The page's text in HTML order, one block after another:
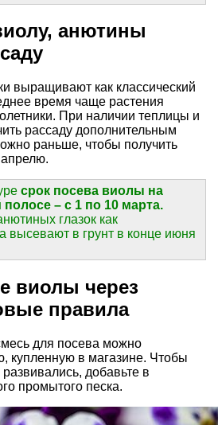
анютины
выращивают как классический
время чаще растения
При наличии теплицы и
рассаду дополнительным
раньше, чтобы получить
срок посева виолы на
– с 1 по 10 марта.
глазок как
высевают в грунт в конце июня
виолы через
правила
для посева можно
купленную в магазине. Чтобы
добавьте в
промытого песка.